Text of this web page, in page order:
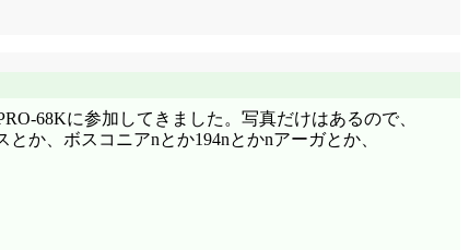
68Kに参加してきました。写真だけはあるので、
か、ボスコニアnとか194nとかnアーガとか、